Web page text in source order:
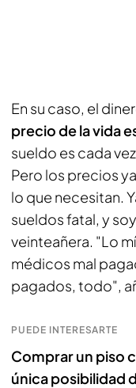
En su caso, el
precio de la vida
sueldo es cada
Pero los precios
lo que necesitan.
sueldos fatal, y
veinteañera. "Lo
médicos mal
pagados, todo",
PUEDE INTERESARTE
Comprar un piso
única posibilidad